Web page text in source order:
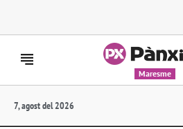
Maresme
7, agost del 2026